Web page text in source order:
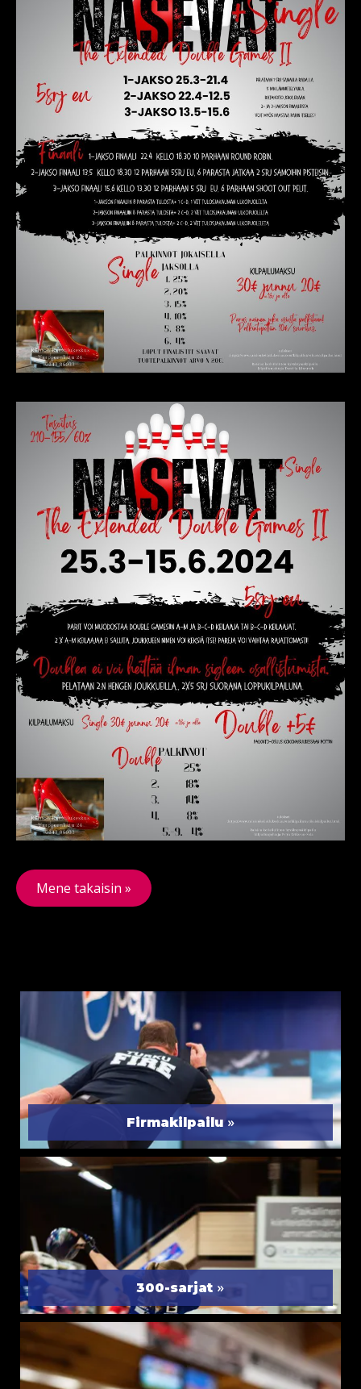
Mene takaisin »
Firmakilpailu»
300-sarjat »